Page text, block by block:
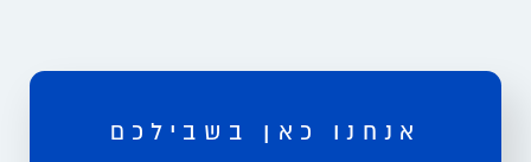
אנחנו כאן בשבילכם